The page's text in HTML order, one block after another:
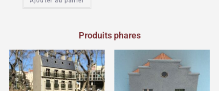
Produits phares